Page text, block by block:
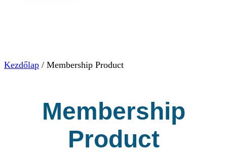
Kezdőlap / Membership Product
Membership
Product